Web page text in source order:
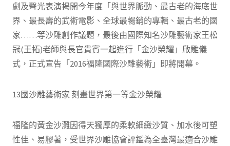
劇及聲光表演揭開今年度「與世界脈動、最古老的海底世
界、最長壽的武術電影、全球最暢銷的專輯、最古老的國
家……等沙雕創作議題，最後由國際知名沙雕藝術家王松
冠(王拓)老師與長官貴賓一起進行「金沙榮耀」啟雕儀
式，正式宣告「2016福隆國際沙雕藝術」即將開幕。
13國沙雕藝術家 刻畫世界第一等金沙榮耀
福隆的黃金沙灘因得天獨厚的柔軟細緻沙質、加水後可塑
性佳、易膠著，受世界沙雕協會評鑑為全臺灣最適合沙雕